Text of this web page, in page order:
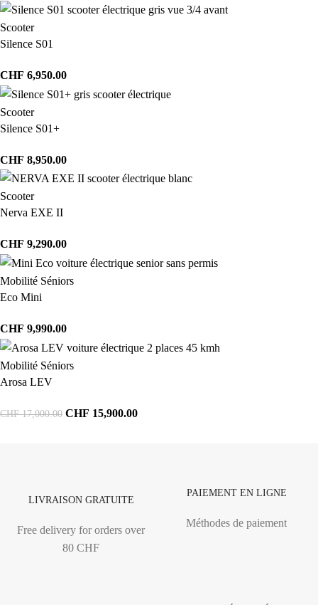
Scooter
Silence S01
CHF 6,950.00
Scooter
Silence S01+
CHF 8,950.00
Scooter
Nerva EXE II
CHF 9,290.00
Mobilité Séniors
Eco Mini
CHF 9,990.00
Mobilité Séniors
Arosa LEV
CHF17,000.00 CHF 15,900.00
LIVRAISON GRATUITE
Free delivery for orders over
80 CHF
PAIEMENT EN LIGNE
Méthodes de paiement